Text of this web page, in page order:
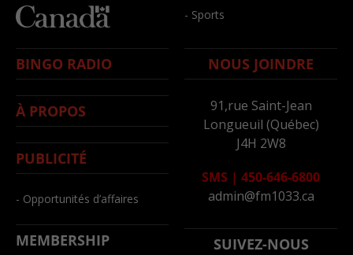
- Sports
BINGO RADIO
À PROPOS
PUBLICITÉ
- Opportunités d’affaires
MEMBERSHIP
NOUS JOINDRE
91,rue Saint-Jean
Longueuil (Québec)
J4H 2W8
SMS | 450-646-6800
admin@fm1033.ca
SUIVEZ-NOUS